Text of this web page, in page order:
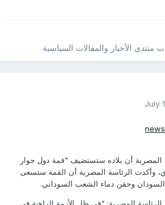
منتدى الأخبار والمقالات السياسية
July
المصرية أن بلاده ستستضيف "قمة دول جوار
الجاري، وأكدت الرئاسة المصرية أن القمة ستسعى
وحقن دماء الشعب السوداني.